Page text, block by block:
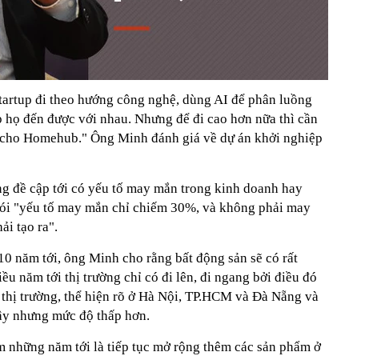
đi theo hướng công nghệ, dùng AI để phân luồng
đến được với nhau. Nhưng để đi cao hơn nữa thì cần
Homehub." Ông Minh đánh giá về dự án khởi nghiệp
đề cập tới có yếu tố may mắn trong kinh doanh hay
"yếu tố may mắn chỉ chiếm 30%, và không phải may
tạo ra".
năm tới, ông Minh cho rằng bất động sản sẽ có rất
năm tới thị trường chỉ có đi lên, đi ngang bởi điều đó
trường, thể hiện rõ ở Hà Nội, TP.HCM và Đà Nẵng và
nhưng mức độ thấp hơn.
năm tới là tiếp tục mở rộng thêm các sản phẩm ở